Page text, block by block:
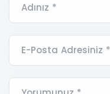
Adınız *
E-Posta Adresiniz *